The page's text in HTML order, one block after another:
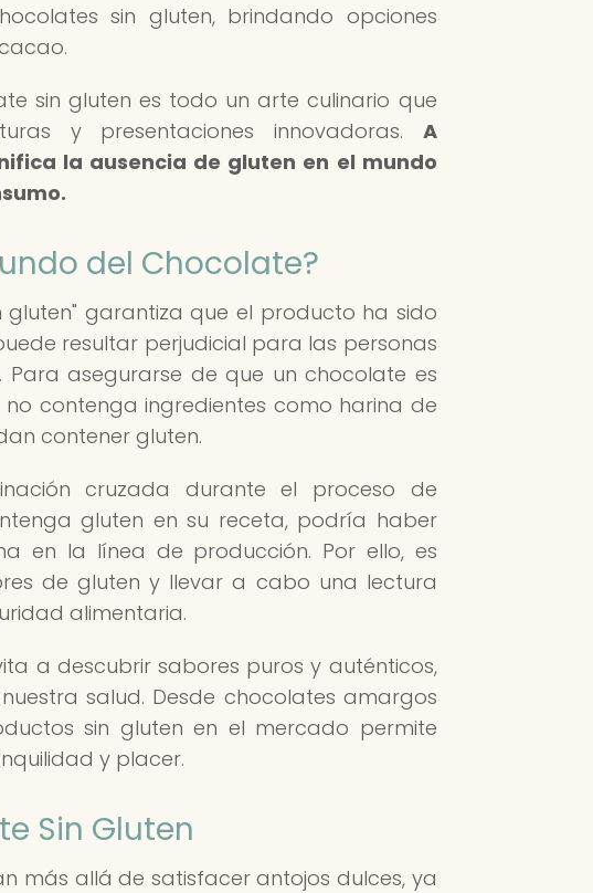
sin gluten, brindando opciones
sin gluten es todo un arte culinario que
y presentaciones innovadoras. A
la ausencia de gluten en el mundo
del Chocolate?
gluten" garantiza que el producto ha sido
resultar perjudicial para las personas
asegurarse de que un chocolate es
contenga ingredientes como harina de
contener gluten.
cruzada durante el proceso de
gluten en su receta, podría haber
en la línea de producción. Por ello, es
de gluten y llevar a cabo una lectura
alimentaria.
a descubrir sabores puros y auténticos,
salud. Desde chocolates amargos
sin gluten en el mercado permite
y placer.
Sin Gluten
más allá de satisfacer antojos dulces, ya